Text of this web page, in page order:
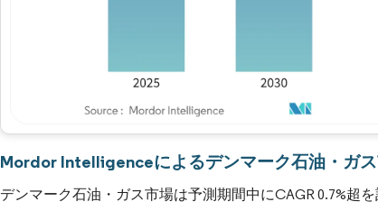
Mordor Intelligenceによるデンマーク石油・ガ
デンマーク石油・ガス市場は予測期間中にCAGR 0.7%超を